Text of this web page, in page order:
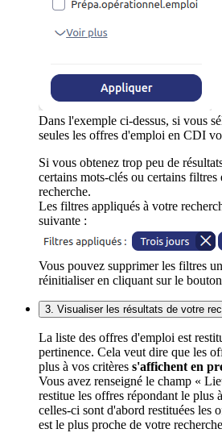
Dans l'exemple ci-dessus, si vous
seules les offres d'emploi en CDI
Si vous obtenez trop peu de
certains mots-clés ou certains
recherche.
Les filtres appliqués à votre
suivante :
Vous pouvez supprimer les filtres
réinitialiser en cliquant sur le
3. Visualiser les résultats de votre
La liste des offres d'emploi est
pertinence. Cela veut dire que les
plus à vos critères s'affichent en
Vous avez renseigné le champ «
restitue les offres répondant le plus
celles-ci sont d'abord restituées les
est le plus proche de votre